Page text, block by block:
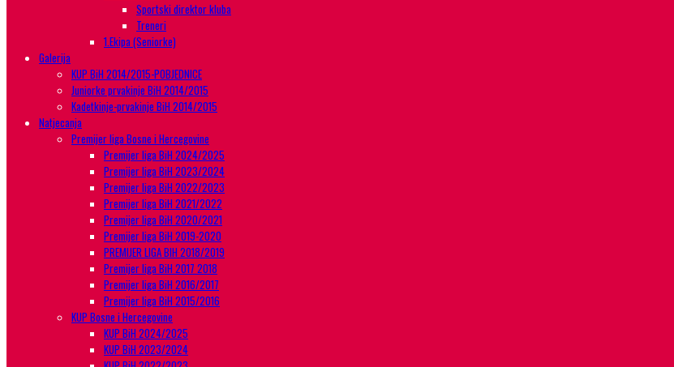
Sportski direktor kluba
Treneri
1.Ekipa (Seniorke)
Galerija
KUP BiH 2014/2015-POBJEDNICE
Juniorke prvakinje BiH 2014/2015
Kadetkinje-prvakinje BiH 2014/2015
Natjecanja
Premijer liga Bosne i Hercegovine
Premijer liga BiH 2024/2025
Premijer liga BiH 2023/2024
Premijer liga BiH 2022/2023
Premijer liga BiH 2021/2022
Premijer liga BiH 2020/2021
Premijer liga BiH 2019-2020
PREMIJER LIGA BIH 2018/2019
Premijer liga BiH 2017 2018
Premijer liga BiH 2016/2017
Premijer liga BiH 2015/2016
KUP Bosne i Hercegovine
KUP BiH 2024/2025
KUP BiH 2023/2024